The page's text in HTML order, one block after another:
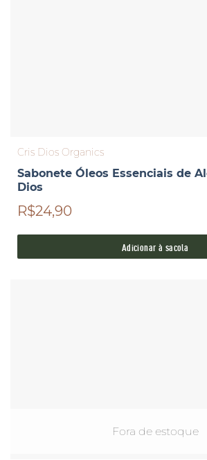
Cris Dios Organics
Sabonete Óleos Essenciais de
Dios
R$24,90
Adicionar à sacola
Fora de estoque